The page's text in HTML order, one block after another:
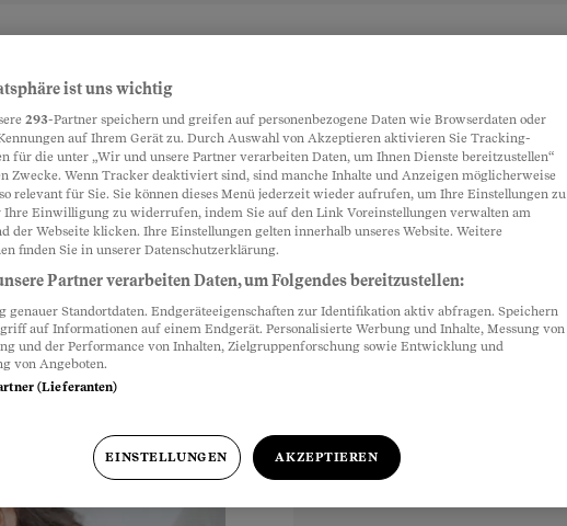
und auch mittags
war eine
mich nach
nur festhält oder
ist uns wichtig
293-Partner speichern und greifen auf personenbezogene Daten wie Browserdaten oder
auf Ihrem Gerät zu. Durch Auswahl von Akzeptieren aktivieren Sie Tracking-
für die unter „Wir und unsere Partner verarbeiten Daten, um Ihnen Dienste bereitzustellen“
Zwecke. Wenn Tracker deaktiviert sind, sind manche Inhalte und Anzeigen möglicherweise
relevant für Sie. Sie können dieses Menü jederzeit wieder aufrufen, um Ihre Einstellungen zu
Ihre Einwilligung zu widerrufen, indem Sie auf den Link Voreinstellungen verwalten am
der Webseite klicken. Ihre Einstellungen gelten innerhalb unseres Website. Weitere
finden Sie in unserer Datenschutzerklärung.
Partner verarbeiten Daten, um Folgendes bereitzustellen:
genauer Standortdaten. Endgeräteeigenschaften zur Identifikation aktiv abfragen. Speichern
auf Informationen auf einem Endgerät. Personalisierte Werbung und Inhalte, Messung von
und der Performance von Inhalten, Zielgruppenforschung sowie Entwicklung und
von Angeboten.
(Lieferanten)
EINSTELLUNGEN AKZEPTIEREN